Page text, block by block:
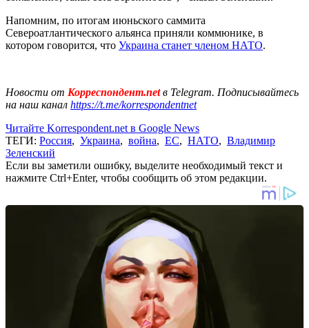
Напомним, по итогам июньского саммита
Североатлантического альянса приняли коммюнике, в
котором говорится, что Украина станет членом НАТО.
Новости от Корреспондент.netв Telegram. Подписывайтесь
на наш канал https://t.me/korrespondentnet
Читайте Korrespondent.net в Google News
ТЕГИ: Россия, Украина, война, ЕС, НАТО, Владимир
Зеленский
Если вы заметили ошибку, выделите необходимый текст и
нажмите Ctrl+Enter, чтобы сообщить об этом редакции.